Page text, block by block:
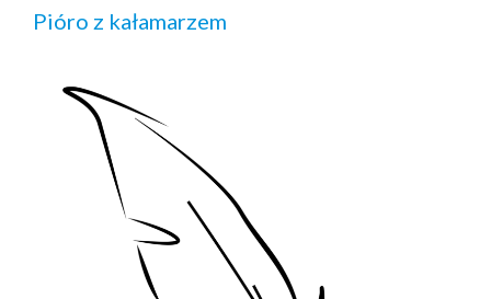
Pióro z kałamarzem